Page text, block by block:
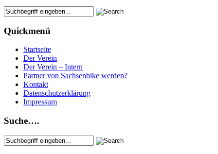
Quickmenü
Startseite
Der Verein
Der Verein – Intern
Partner von Sachsenbike werden?
Kontakt
Datenschutzerklärung
Impressum
Suche….